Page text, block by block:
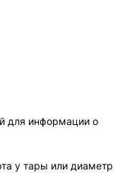
для информации о
у тары или диаметр